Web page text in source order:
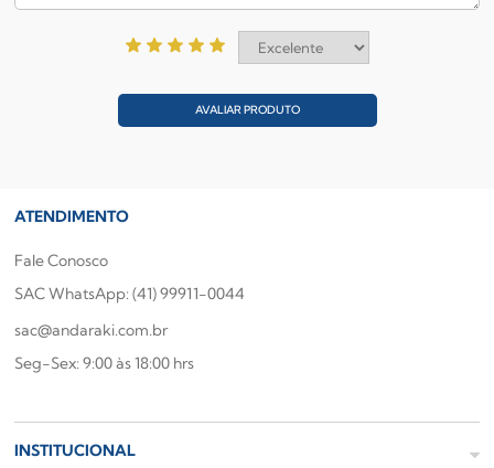
AVALIAR PRODUTO
ATENDIMENTO
Fale Conosco
SAC WhatsApp: (41) 99911-0044
sac@andaraki.com.br
Seg-Sex: 9:00 às 18:00 hrs
INSTITUCIONAL